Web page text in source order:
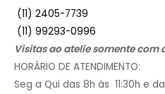
(11) 2405-7739
(11) 99293-0996
Visitas ao atelie somente com
HORÁRIO DE ATENDIMENTO:
Seg a Qui das 8h às 11:30h e